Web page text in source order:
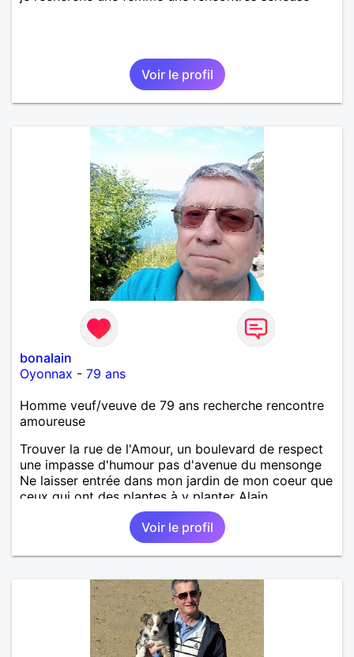
Voir le profil
bonalain
Oyonnax - 79 ans
Homme veuf/veuve de 79 ans recherche rencontre
amoureuse
Trouver la rue de l'Amour, un boulevard de respect
une impasse d'humour pas d'avenue du mensonge
Ne laisser entrée dans mon jardin de mon coeur que
ceux qui ont des plantes à y planter Alain
Voir le profil